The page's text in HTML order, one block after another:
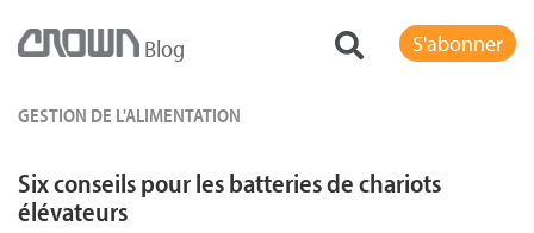
Blog S'abonner
GESTION DE L'ALIMENTATION
Six conseils pour les batteries de chariots
élévateurs